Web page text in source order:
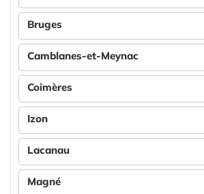
Bruges
Camblanes-et-Meynac
Coimères
Izon
Lacanau
Magné